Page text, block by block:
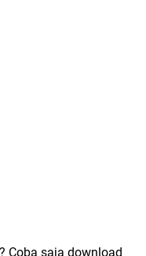
Coba saja download